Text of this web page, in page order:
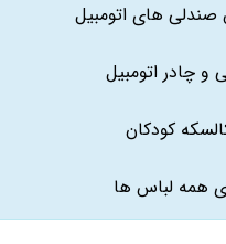
های اتومبیل
چادر اتومبیل
کودکان
همه لباس ها